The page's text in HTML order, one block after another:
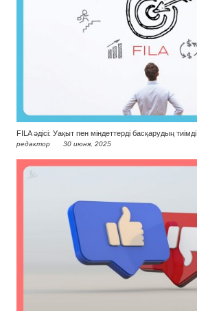
FILA әдісі: Уақыт пен міндеттерді басқарудың тиімді
редактор 30 июня, 2025